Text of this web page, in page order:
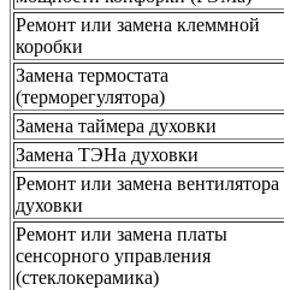
Ремонт или замена клеммной
коробки
Замена термостата
(терморегулятора)
Замена таймера духовки
Замена ТЭНа духовки
Ремонт или замена вентилятора
духовки
Ремонт или замена платы
сенсорного управления
(стеклокерамика)